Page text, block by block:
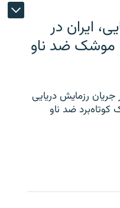
ایران در
موشک ضد ناو
جریان رزمایش دریایی
ضد ناو